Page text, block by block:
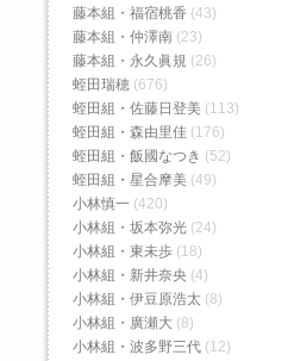
藤本組・福宿桃香‬ (43)
藤本組・仲澤南 (23)
藤本組・永久眞規 (26)
蛭田瑞穂 (676)
蛭田組・佐藤日登美 (113)
蛭田組・森由里佳 (176)
蛭田組・飯國なつき (52)
蛭田組・星合摩美 (49)
小林慎一 (420)
小林組・坂本弥光 (24)
小林組・東未歩 (18)
小林組・新井奈央 (4)
小林組・伊豆原浩太 (8)
小林組・廣瀬大 (8)
小林組・波多野三代 (12)